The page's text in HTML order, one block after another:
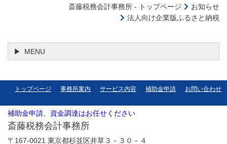
斎藤税務会計事務所 - トップページ
お知らせ
法人向け企業版ふるさと納税
MENU
トップページ 事務所案内 サービス内容 補助金申請 お問い合わせ
補助金申請、資金調達はお任せください
斎藤税務会計事務所
〒167-0021 東京都杉並区井草３－３０－４